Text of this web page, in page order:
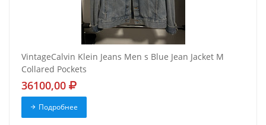
VintageCalvin Klein Jeans Men s Blue Jean Jacket M
Collared Pockets
36100,00
Подробнее